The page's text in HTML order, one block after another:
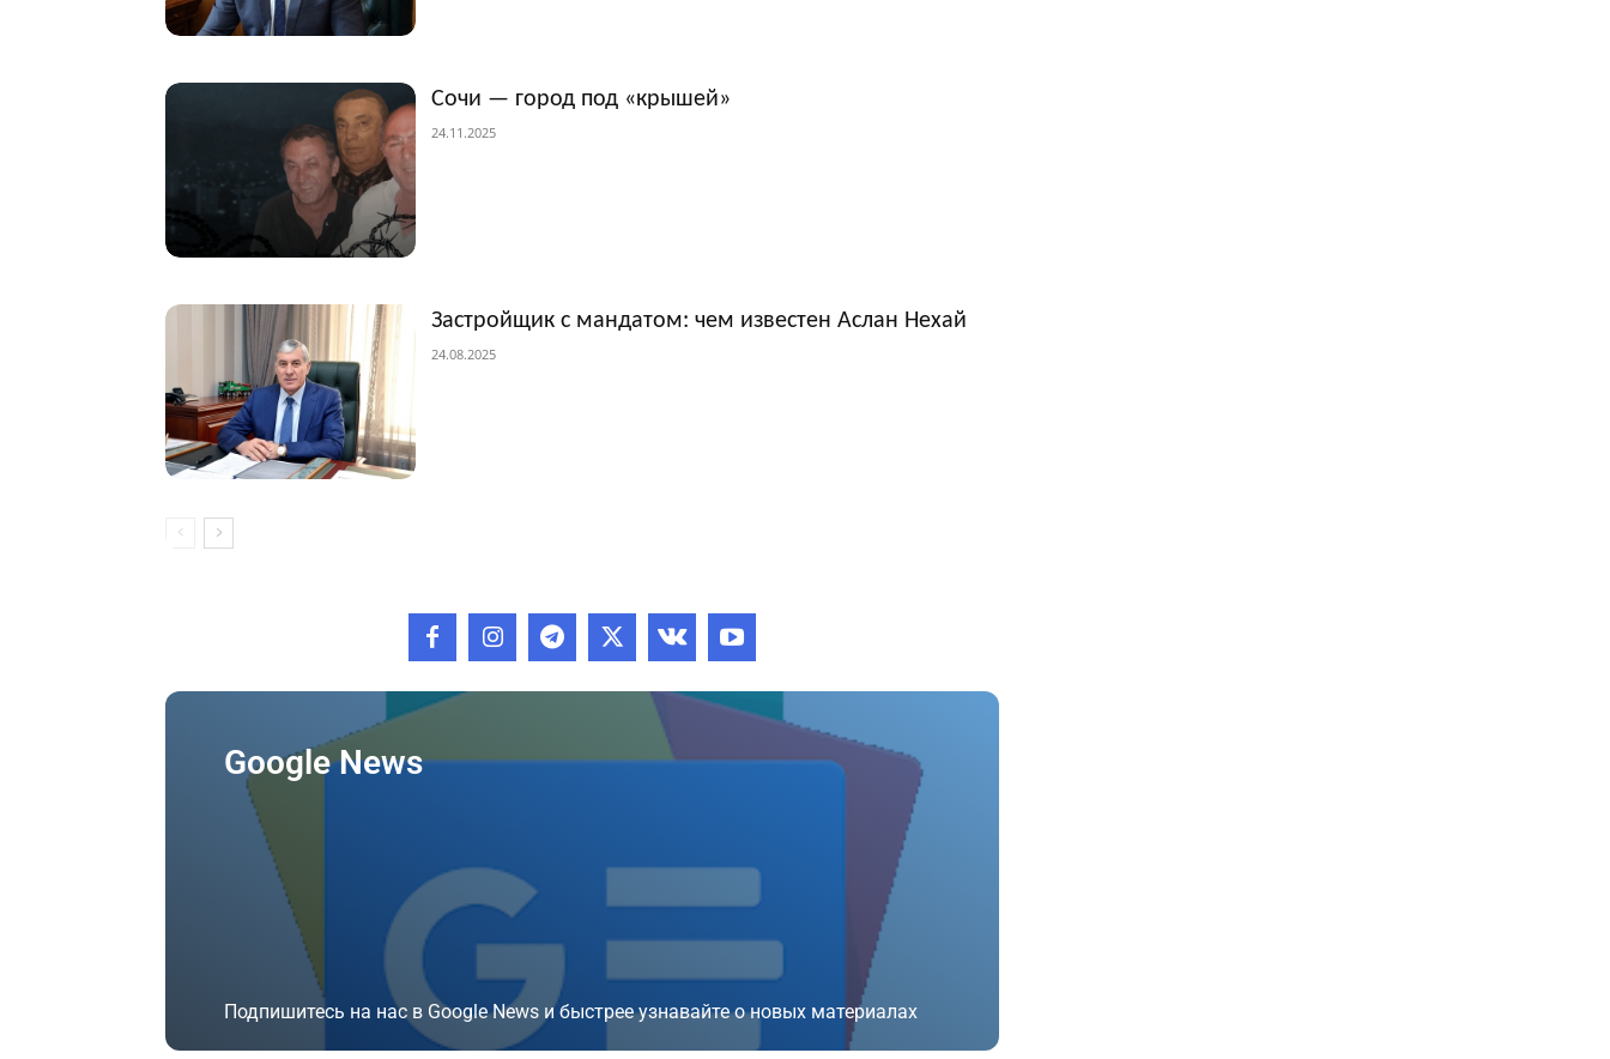
Сочи — город под «крышей»
24.11.2025
Застройщик с мандатом: чем известен Аслан Нехай
24.08.2025
Google News
Подпишитесь на нас в Google News и быстрее узнавайте о новых материалах